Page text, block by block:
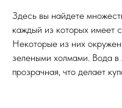
Здесь вы найдете
каждый из которых имеет
Некоторые из них
зелеными холмами. Вода в
прозрачная, что делает